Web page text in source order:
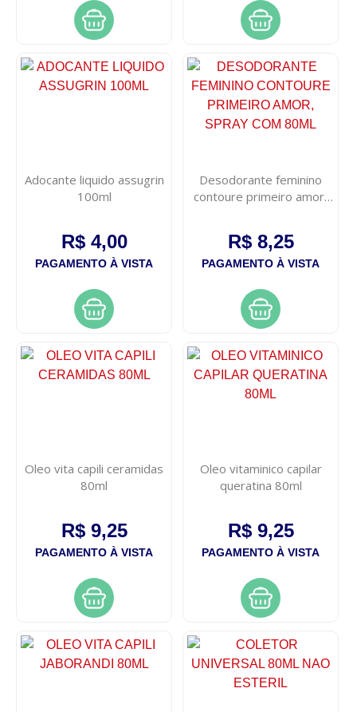
Adocante liquido assugrin
100ml
R$ 4,00
PAGAMENTO À VISTA
Desodorante feminino
contoure primeiro amor,
R$ 8,25
PAGAMENTO À VISTA
Oleo vita capili ceramidas
80ml
R$ 9,25
PAGAMENTO À VISTA
Oleo vitaminico capilar
queratina 80ml
R$ 9,25
PAGAMENTO À VISTA